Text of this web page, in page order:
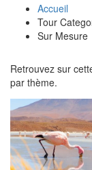
Accueil
Tour
Sur Mesure
Retrouvez sur
par thème.